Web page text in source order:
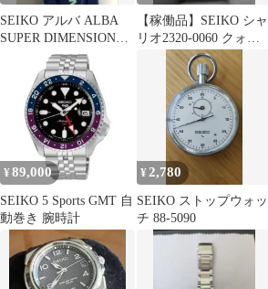
SEIKO アルバ ALBA
SUPER DIMENSION
V671-6A20
【稼働品】SEIKO シャ
リオ2320-0060 クォー
ツ フェイスのみ 腕時計
¥ 89,000
SEIKO 5 Sports GMT 自
動巻き 腕時計
¥ 2,780
SEIKO ストップウォッ
チ 88-5090